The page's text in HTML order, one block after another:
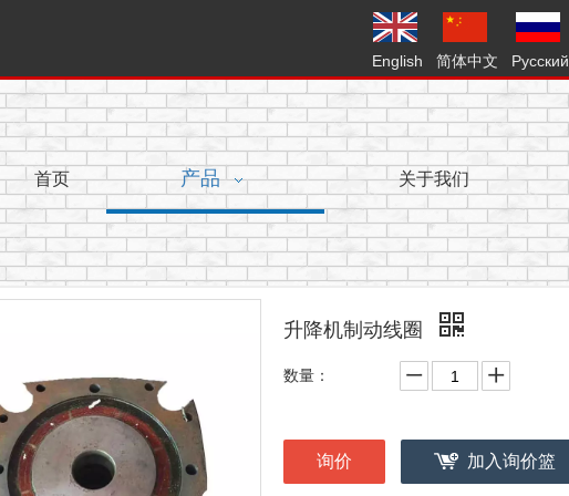
English 简体中文 Pусский
首页 产品 关于我们
升降机制动线圈
数量：
询价 加入询价篮